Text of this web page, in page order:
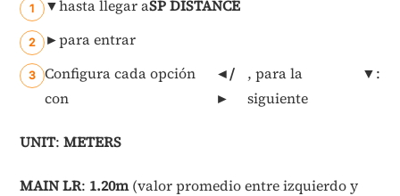
▼hasta llegar aSP DISTANCE
►para entrar
Configura cada opción
con
◄/
►
, para la
siguiente
▼:
UNIT: METERS
MAIN LR: 1.20m(valor promedio entre izquierdo y